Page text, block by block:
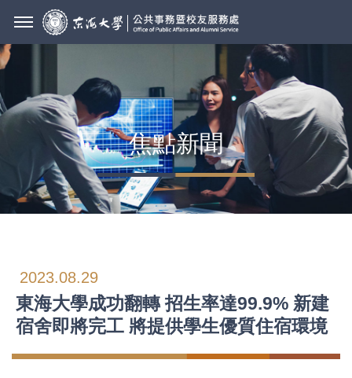
焦點新聞
2023.08.29
東海大學成功翻轉 招生率達99.9% 新建
宿舍即將完工 將提供學生優質住宿環境